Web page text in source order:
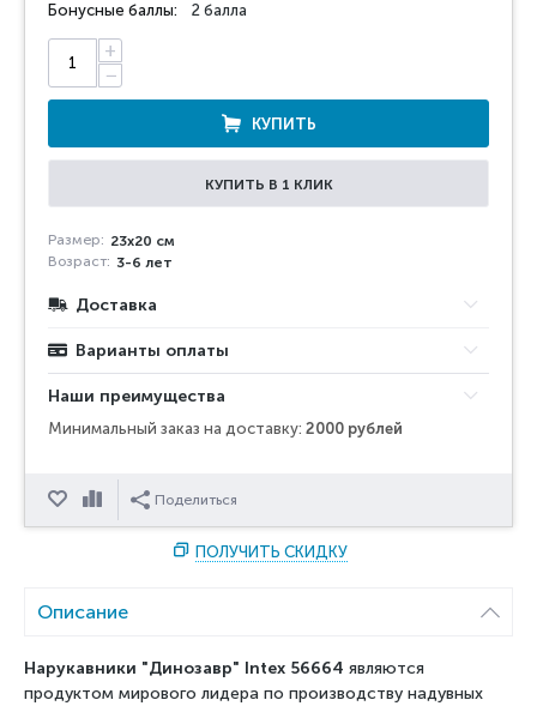
Бонусные баллы: 2 балла
+
−
КУПИТЬ
КУПИТЬ В 1 КЛИК
Размер: 23х20 см
Возраст: 3-6 лет
Доставка
Варианты оплаты
Наши преимущества
Минимальный заказ на доставку: 2000 рублей
ОтложитьСравнитьПоделиться
ПОЛУЧИТЬ СКИДКУ
Описание
Нарукавники "Динозавр" Intex 56664 являются
продуктом мирового лидера по производству надувных